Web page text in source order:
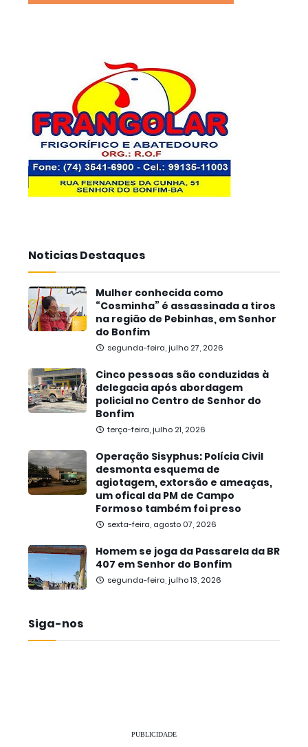
Noticias Destaques
Mulher conhecida como
“Cosminha” é assassinada a tiros
na região de Pebinhas, em Senhor
do Bonfim
segunda-feira, julho 27, 2026
Cinco pessoas são conduzidas à
delegacia após abordagem
policial no Centro de Senhor do
Bonfim
terça-feira, julho 21, 2026
Operação Sisyphus: Polícia Civil
desmonta esquema de
agiotagem, extorsão e ameaças,
um ofical da PM de Campo
Formoso também foi preso
sexta-feira, agosto 07, 2026
Homem se joga da Passarela da BR
407 em Senhor do Bonfim
segunda-feira, julho 13, 2026
Siga-nos
PUBLICIDADE